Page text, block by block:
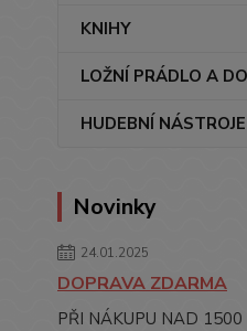
KNIHY
LOŽNÍ PRÁDLO A
HUDEBNÍ NÁSTROJE
Novinky
24.01.2025
DOPRAVA ZDARMA
PŘI NÁKUPU NAD 1500